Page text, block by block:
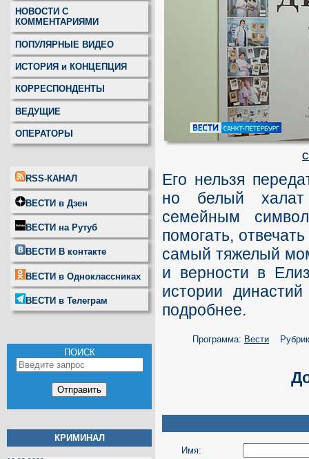
НОВОСТИ С
КОММЕНТАРИЯМИ
ПОПУЛЯРНЫЕ ВИДЕО
ИСТОРИЯ и КОНЦЕПЦИЯ
КОРРЕСПОНДЕНТЫ
ВЕДУЩИЕ
ОПЕРАТОРЫ
RSS-КАНАЛ
ВЕСТИ в Дзен
ВЕСТИ на Рутуб
ВЕСТИ В контакте
ВЕСТИ в Одноклассниках
ВЕСТИ в Телеграм
ПОИСК
КРИМИНАЛ
Его нельзя
но белый халат
семейным
помогать,
самый тяжелый
и верности в
истории
подробнее.
Программа: Вести
Имя: